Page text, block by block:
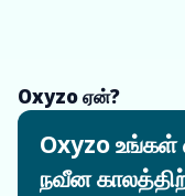
Oxyzo ஏன்?
Oxyzo
நவீன